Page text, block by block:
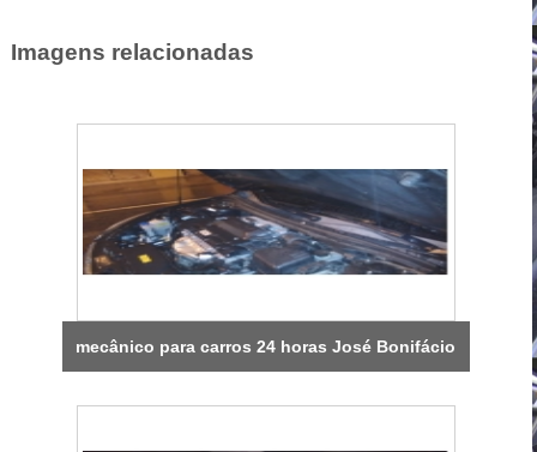
Imagens relacionadas
mecânico para carros 24 horas José Bonifácio